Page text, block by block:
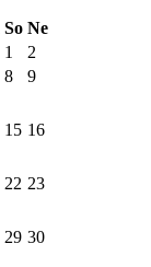
So Ne
1
2
8 9
15 16
22 23
29 30